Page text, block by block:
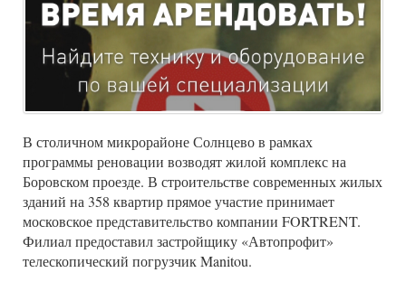
В столичном микрорайоне Солнцево в рамках
программы реновации возводят жилой комплекс на
Боровском проезде. В строительстве современных жилых
зданий на 358 квартир прямое участие принимает
московское представительство компании FORTRENT.
Филиал предоставил застройщику «Автопрофит»
телескопический погрузчик Manitou.